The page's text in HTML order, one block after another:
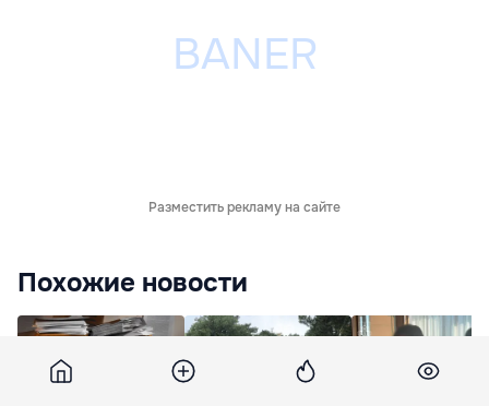
Разместить рекламу на сайте
Похожие новости